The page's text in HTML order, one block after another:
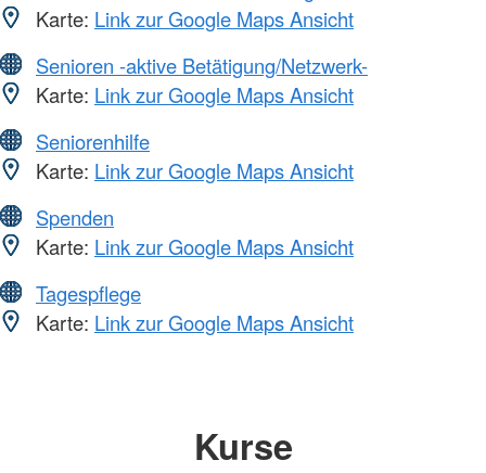
Karte: Link zur Google Maps Ansicht
Senioren -aktive Betätigung/Netzwerk-
Karte: Link zur Google Maps Ansicht
Seniorenhilfe
Karte: Link zur Google Maps Ansicht
Spenden
Karte: Link zur Google Maps Ansicht
Tagespflege
Karte: Link zur Google Maps Ansicht
Kurse